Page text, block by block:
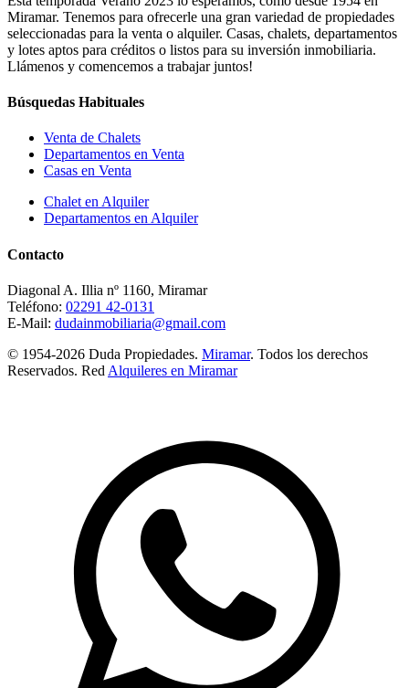
Miramar. Tenemos para ofrecerle una gran variedad de propiedades
seleccionadas para la venta o alquiler. Casas, chalets, departamentos
y lotes aptos para créditos o listos para su inversión inmobiliaria.
Llámenos y comencemos a trabajar juntos!
Búsquedas Habituales
Venta de Chalets
Departamentos en Venta
Casas en Venta
Chalet en Alquiler
Departamentos en Alquiler
Contacto
Diagonal A. Illia nº 1160, Miramar
Teléfono: 02291 42-0131
E-Mail: dudainmobiliaria@gmail.com
© 1954-2026 Duda Propiedades. Miramar. Todos los derechos
Reservados. Red Alquileres en Miramar